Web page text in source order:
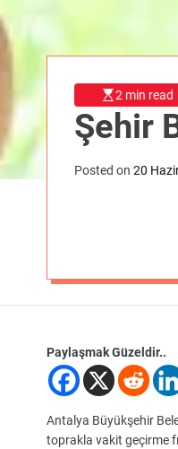
2 min read
Şehir
Posted on 20
Paylaşmak Güzeldir..
Antalya Büyükşehir
toprakla vakit geçirme